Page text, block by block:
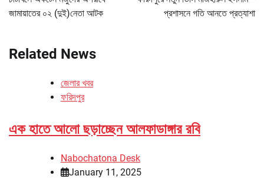
জামায়াতের ০২ (দুই)নেতা আটক
প্রশাসনে গতি আনতে প্রত্যাশা
Related News
জেলার খবর
ফরিদপুর
এক হাতে আলো ছড়াচ্ছেন আলফাডাঙ্গার রবি
Nabochatona Desk
January 11, 2025